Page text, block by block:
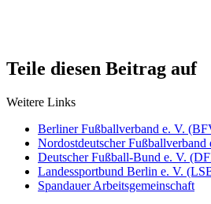
Teile diesen Beitrag auf
Weitere Links
Berliner Fußballverband e. V.
Nordostdeutscher
Deutscher Fußball-Bund e. V.
Landessportbund Berlin e. V.
Spandauer Arbeitsgemeinschaft